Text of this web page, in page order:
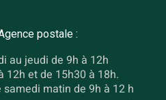
postale :
au jeudi de 9h à 12h
12h et de 15h30 à 18h.
matin de 9h à 12 h